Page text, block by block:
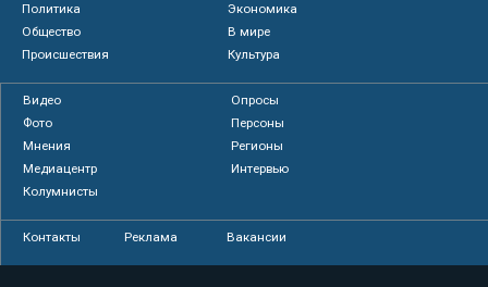
Политика
Экономика
Общество
В мире
Происшествия
Культура
Видео
Опросы
Фото
Персоны
Мнения
Регионы
Медиацентр
Интервью
Колумнисты
Контакты Реклама Вакансии